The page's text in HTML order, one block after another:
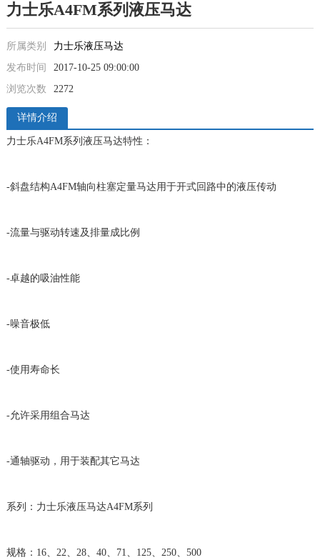
力士乐A4FM系列液压马达
所属类别
发布时间
浏览次数
力士乐液压马达
2017-10-25 09:00:00
2272
详情介绍
力士乐A4FM系列液压马达特性：
-斜盘结构A4FM轴向柱塞定量马达用于开式回路中的液压传动
-流量与驱动转速及排量成比例
-卓越的吸油性能
-噪音极低
-使用寿命长
-允许采用组合马达
-通轴驱动，用于装配其它马达
系列：力士乐液压马达A4FM系列
规格：16、22、28、40、71、125、250、500